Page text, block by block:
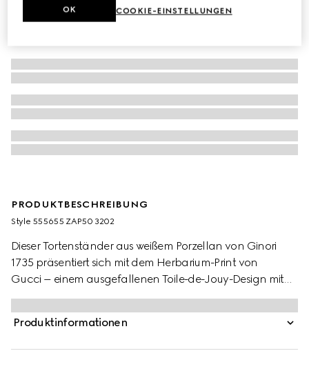
PRODUKTBESCHREIBUNG
Style ‎555655 ZAP50 3202
Dieser Tortenständer aus weißem Porzellan von Ginori
1735 präsentiert sich mit dem Herbarium-Print von
Gucci – einem ausgefallenen Toile-de-Jouy-Design mit
Kirschzweigen, Blättern und Blüten, das von alten Stoffen
inspiriert ist. Das Tablett kann als Dekorationsstück oder
zum Servieren verwendet werden und lässt sich mit
Produktinformationen
COOKIE-EINSTELLUNGEN
OK